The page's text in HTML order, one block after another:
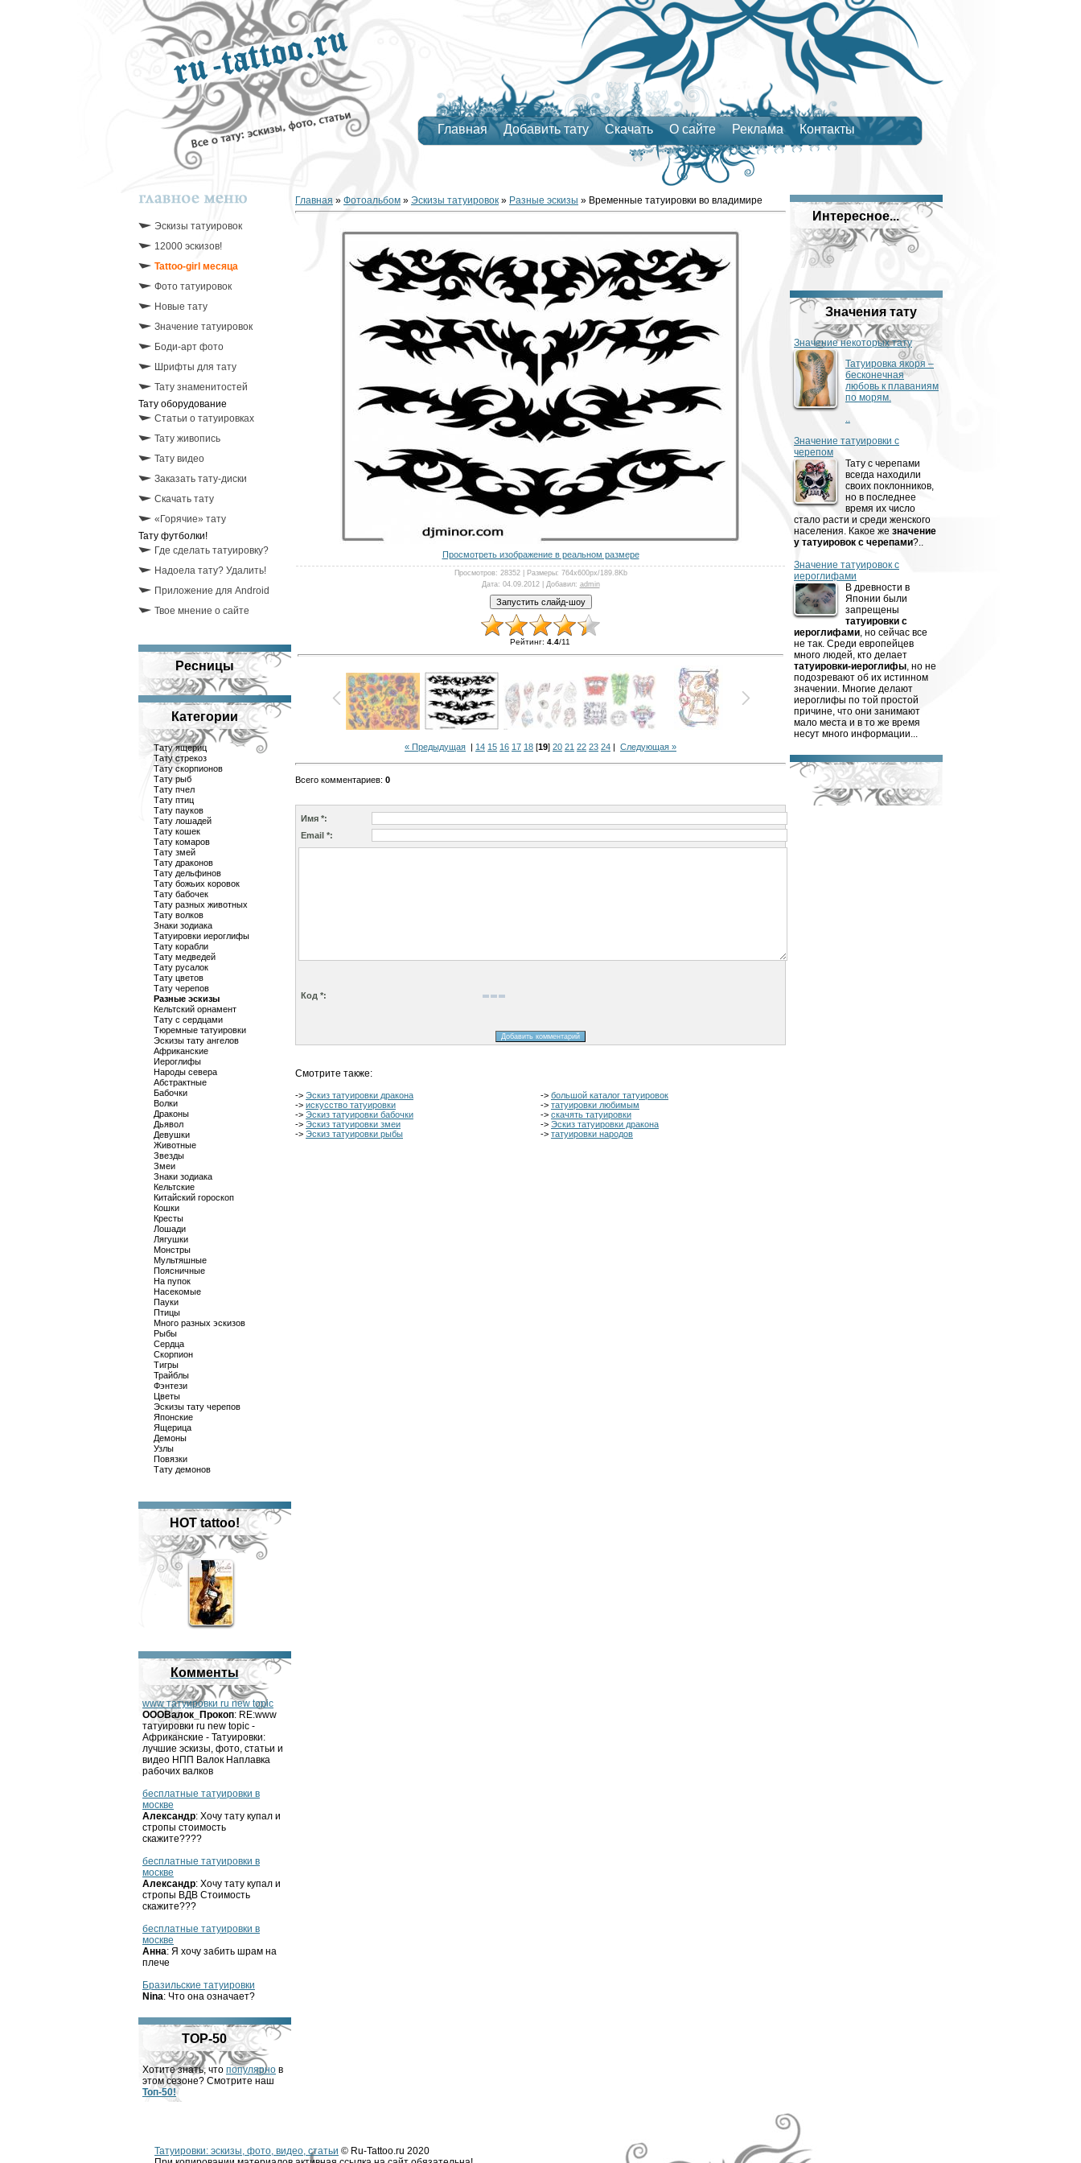
Главная Добавить тату Скачать О сайте Реклама Контакты
Эскизы татуировок
12000 эскизов!
Tattoo-girl месяца
Фото татуировок
Новые тату
Значение татуировок
Боди-арт фото
Шрифты для тату
Тату знаменитостей
Тату оборудование
Статьи о татуировках
Тату живопись
Тату видео
Заказать тату-диски
Скачать тату
«Горячие» тату
Тату футболки!
Где сделать татуировку?
Надоела тату? Удалить!
Приложение для Android
Твое мнение о сайте
Ресницы
Категории
Тату ящериц
Тату стрекоз
Тату скорпионов
Тату рыб
Тату пчел
Тату птиц
Тату пауков
Тату лошадей
Тату кошек
Тату комаров
Тату змей
Тату драконов
Тату дельфинов
Тату божьих коровок
Тату бабочек
Тату разных животных
Тату волков
Знаки зодиака
Татуировки иероглифы
Тату корабли
Тату медведей
Тату русалок
Тату цветов
Тату черепов
Разные эскизы
Кельтский орнамент
Тату с сердцами
Тюремные татуировки
Эскизы тату ангелов
Африканские
Иероглифы
Народы севера
Абстрактные
Бабочки
Волки
Драконы
Дьявол
Девушки
Животные
Звезды
Змеи
Знаки зодиака
Кельтские
Китайский гороскоп
Кошки
Кресты
Лошади
Лягушки
Монстры
Мультяшные
Поясничные
На пупок
Насекомые
Пауки
Птицы
Много разных эскизов
Рыбы
Сердца
Скорпион
Тигры
Трайблы
Фэнтези
Цветы
Эскизы тату черепов
Японские
Ящерица
Демоны
Узлы
Повязки
Тату демонов
HOT tattoo!
Комменты
www татуировки ru new topic
OOOВалок_Прокоп: RE:www
татуировки ru new topic -
Африканские - Татуировки:
лучшие эскизы, фото, статьи и
видео НПП Валок Наплавка
рабочих валков
бесплатные татуировки в
москве
Александр: Хочу тату купал и
стропы стоимость
скажите????
бесплатные татуировки в
москве
Александр: Хочу тату купал и
стропы ВДВ Стоимость
скажите???
бесплатные татуировки в
москве
Анна: Я хочу забить шрам на
плече
Бразильские татуировки
Nina: Что она означает?
TOP-50
Хотите знать, что популярно в
этом сезоне? Смотрите наш
Топ-50!
Интересное...
Значения тату
Значение некоторых тату
Татуировка якоря –
бесконечная
любовь к плаваниям
по морям.
..
Значение татуировки с
черепом
Тату с черепами
всегда находили
своих поклонников,
но в последнее
время их число
стало расти и среди женского
населения. Какое же значение
у татуировок с черепами?..
Значение татуировок с
иероглифами
В древности­­­ в
Японии были
запрещены
татуировки с
иероглифами, но сейчас все
не так. Среди европейцев
много людей, кто делает
татуировки-иероглифы, но не
подозревают об их истинном
значении. Многие делают
иероглифы по той простой
причине, что они занимают
мало места и в то же время
несут много информации...
Главная » Фотоальбом » Эскизы татуировок » Разные эскизы » Временные татуировки во владимире
Просмотреть изображение в реальном размере
Просмотров: 28352 | Размеры: 764x600px/189.8Kb
Дата: 04.09.2012 | Добавил: admin
Рейтинг: 4.4/11
« Предыдущая | 14 15 16 17 18 [19] 20 21 22 23 24 | Следующая »
Всего комментариев: 0
Имя *:
Email *:
Код *:
Смотрите также:
-> Эскиз татуировки дракона -> большой каталог татуировок
-> искусство татуировки -> татуировки любимым
-> Эскиз татуировки бабочки -> скачять татуировки
-> Эскиз татуировки змеи -> Эскиз татуировки дракона
-> Эскиз татуировки рыбы -> татуировки народов
Татуировки: эскизы, фото, видео, статьи © Ru-Tattoo.ru 2020